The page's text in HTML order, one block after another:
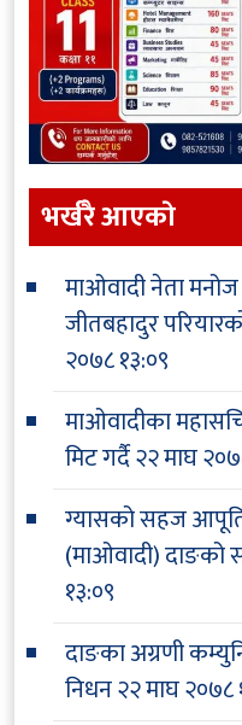
भर्खरै आएकाे
माओवादी नेता
जीतबहादुर
२०७८ १३:०९
माओवादीका
मिट गर्दै२२ माघ
ग्यासको सहज
(माओवादी) दाङको
१३:०९
दाङका अग्रणी
निधन२२ माघ २०७८